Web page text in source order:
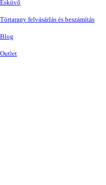
Esküvő
Törtarany felvásárlás és beszámítás
Blog
Outlet